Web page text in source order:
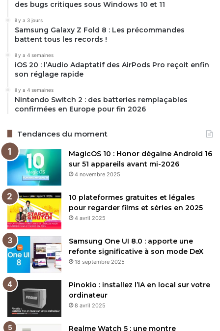
des bugs critiques sous Windows 10 et 11
il y a 3 jours
Samsung Galaxy Z Fold 8 : Les précommandes
battent tous les records !
il y a 4 semaines
iOS 20 : l’Audio Adaptatif des AirPods Pro reçoit enfin
son réglage rapide
il y a 4 semaines
Nintendo Switch 2 : des batteries remplaçables
confirmées en Europe pour fin 2026
Tendances du moment
MagicOS 10 : Honor dégaine Android 16
sur 51 appareils avant mi-2026
4 novembre 2025
10 plateformes gratuites et légales
pour regarder films et séries en 2025
4 avril 2025
Samsung One UI 8.0 : apporte une
refonte significative à son mode DeX
18 septembre 2025
Pinokio : installez l’IA en local sur votre
ordinateur
8 avril 2025
Realme Watch 5 : une montre